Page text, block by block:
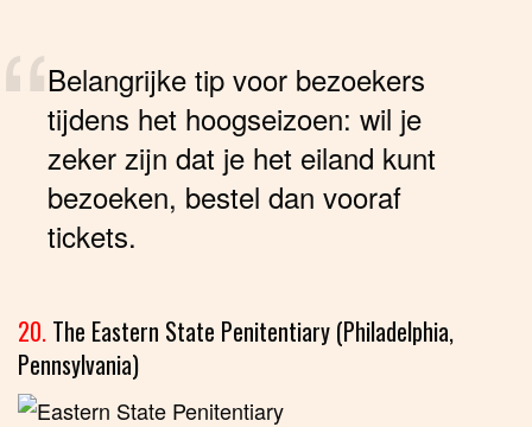
Belangrijke tip voor bezoekers
tijdens het hoogseizoen: wil je
zeker zijn dat je het eiland kunt
bezoeken, bestel dan vooraf
tickets.
20. The Eastern State Penitentiary (Philadelphia,
Pennsylvania)